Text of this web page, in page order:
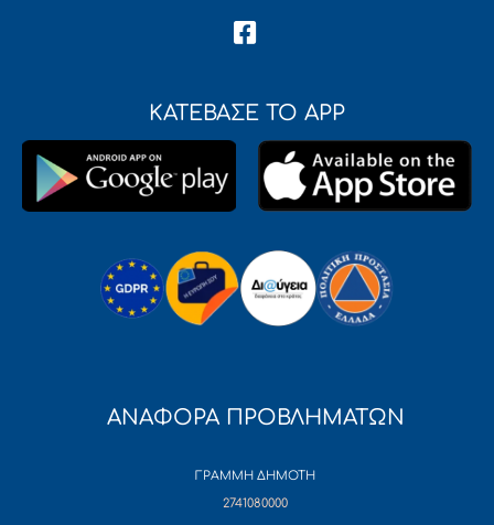
ΚΑΤΕΒΑΣΕ ΤΟ APP
ΑΝΑΦΟΡΑ ΠΡΟΒΛΗΜΑΤΩΝ
ΓΡΑΜΜΗ ΔΗΜΟΤΗ
2741080000